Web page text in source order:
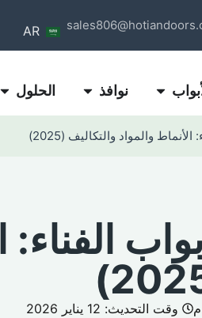
AR
نوافذ الحلول
والمواد والتكاليف (2025)
الفناء:
وقت التحديث: 12 يناير 2026